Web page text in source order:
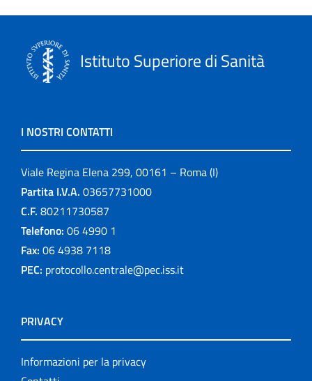
Istituto Superiore di Sanità
I NOSTRI CONTATTI
Viale Regina Elena 299, 00161 – Roma (I)
Partita I.V.A. 03657731000
C.F. 80211730587
Telefono: 06 4990 1
Fax: 06 4938 7118
PEC: protocollo.centrale@pec.iss.it
PRIVACY
Informazioni per la privacy